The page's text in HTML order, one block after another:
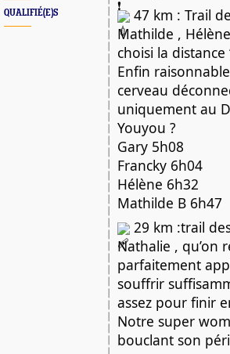
QUALIFIÉ(E)S
47 km : Trail
Mathilde ,
choisi la
Enfin
cerveau
uniquement au
Youyou ?
Gary 5h08
Francky 6h04
Hélène 6h32
Mathilde B 6h47
29 km :trail
Nathalie , qu’on
parfaitement
souffrir
assez pour finir
Notre super
bouclant son